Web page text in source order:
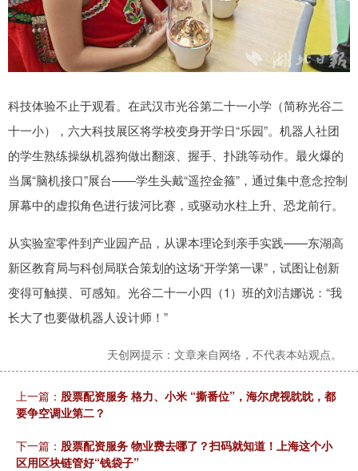
科技体验不止于观看。在武汉市光谷第二十一小学（简称光谷二
十一小），六大科技展区将学校变身开学日“乐园”。机器人社团
的学生熟练操纵机器狗做出翻滚、握手、扑跳等动作。最火爆的
当属“脑机接口”展台——学生头戴“遥控金箍”，通过集中意念控制
屏幕中的虚拟角色进行拔河比赛，或驱动水柱上升、恐龙前行。
从实验室零件到产业园产品，从课本理论到亲手实践——东湖高
新区教育局与科创局联合策划的这场“开学第一课”，试图让创新
变得可触摸、可感知。光谷二十一小四（1）班的刘洁娜说：“我
长大了也要做机器人设计师！”
天创网提示：文章来自网络，不代表本站观点。
上一篇： 股票配资服务 格力、小米 “撕番位”，海尔虎视眈眈，都
要争空调业第二？
下一篇： 股票配资服务 物业费去哪了？扫码就知道！上海这个小
区用区块链管好“钱袋子”